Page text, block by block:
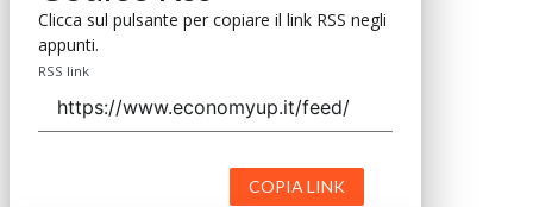
Clicca sul pulsante per copiare il link RSS negli
appunti.
RSS link
COPIA LINK